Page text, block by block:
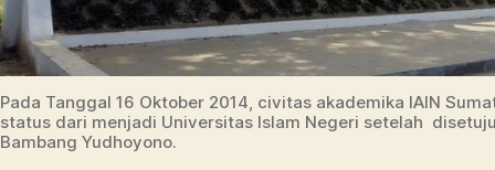
Pada Tanggal 16 Oktober 2014, civitas akademika IAIN
status dari menjadi Universitas Islam Negeri setelah
Bambang Yudhoyono.